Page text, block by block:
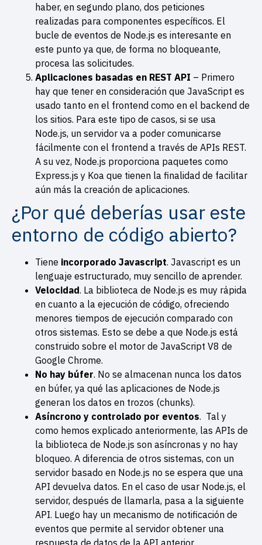
haber, en segundo plano, dos peticiones
realizadas para componentes específicos. El
bucle de eventos de Node.js es interesante en
este punto ya que, de forma no bloqueante,
procesa las solicitudes.
Aplicaciones basadas en REST API – Primero
hay que tener en consideración que JavaScript es
usado tanto en el frontend como en el backend de
los sitios. Para este tipo de casos, si se usa
Node.js, un servidor va a poder comunicarse
fácilmente con el frontend a través de APIs REST.
A su vez, Node.js proporciona paquetes como
Express.js y Koa que tienen la finalidad de facilitar
aún más la creación de aplicaciones.
¿Por qué deberías usar este
entorno de código abierto?
Tiene incorporado Javascript. Javascript es un
lenguaje estructurado, muy sencillo de aprender.
Velocidad. La biblioteca de Node.js es muy rápida
en cuanto a la ejecución de código, ofreciendo
menores tiempos de ejecución comparado con
otros sistemas. Esto se debe a que Node.js está
construido sobre el motor de JavaScript V8 de
Google Chrome.
No hay búfer. No se almacenan nunca los datos
en búfer, ya qué las aplicaciones de Node.js
generan los datos en trozos (chunks).
Asíncrono y controlado por eventos. Tal y
como hemos explicado anteriormente, las APIs de
la biblioteca de Node.js son asíncronas y no hay
bloqueo. A diferencia de otros sistemas, con un
servidor basado en Node.js no se espera que una
API devuelva datos. En el caso de usar Node.js, el
servidor, después de llamarla, pasa a la siguiente
API. Luego hay un mecanismo de notificación de
eventos que permite al servidor obtener una